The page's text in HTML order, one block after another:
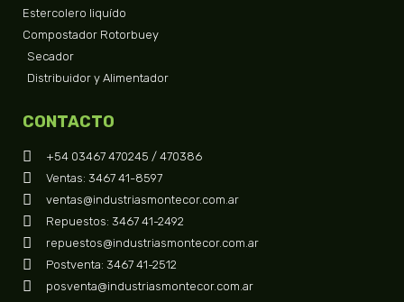
Estercolero liquído
Compostador Rotorbuey
Secador
Distribuidor y Alimentador
CONTACTO
+54 03467 470245 / 470386
Ventas: 3467 41-8597
ventas@industriasmontecor.com.ar
Repuestos: 3467 41-2492
repuestos@industriasmontecor.com.ar
Postventa: 3467 41-2512
posventa@industriasmontecor.com.ar